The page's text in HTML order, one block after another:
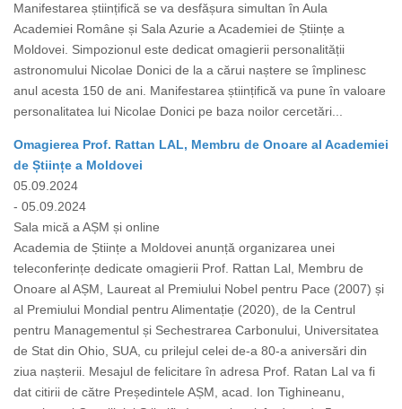
Manifestarea științifică se va desfășura simultan în Aula
Academiei Române și Sala Azurie a Academiei de Științe a
Moldovei. Simpozionul este dedicat omagierii personalității
astronomului Nicolae Donici de la a cărui naștere se împlinesc
anul acesta 150 de ani. Manifestarea științifică va pune în valoare
personalitatea lui Nicolae Donici pe baza noilor cercetări...
Omagierea Prof. Rattan LAL, Membru de Onoare al Academiei
de Științe a Moldovei
05.09.2024
- 05.09.2024
Sala mică a AȘM și online
Academia de Științe a Moldovei anunță organizarea unei
teleconferințe dedicate omagierii Prof. Rattan Lal, Membru de
Onoare al AȘM, Laureat al Premiului Nobel pentru Pace (2007) și
al Premiului Mondial pentru Alimentație (2020), de la Centrul
pentru Managementul și Sechestrarea Carbonului, Universitatea
de Stat din Ohio, SUA, cu prilejul celei de-a 80-a aniversări din
ziua nașterii. Mesajul de felicitare în adresa Prof. Ratan Lal va fi
dat citirii de către Președintele AȘM, acad. Ion Tighineanu,